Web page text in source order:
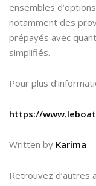
ensembles
notamment des
prépayés avec
simplifiés.
Pour plus
https://
Written by Karima
Retrouvez d’autres